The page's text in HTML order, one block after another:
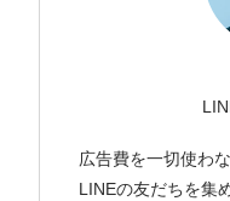
広告費を一切使わ
LINEの友だちを集